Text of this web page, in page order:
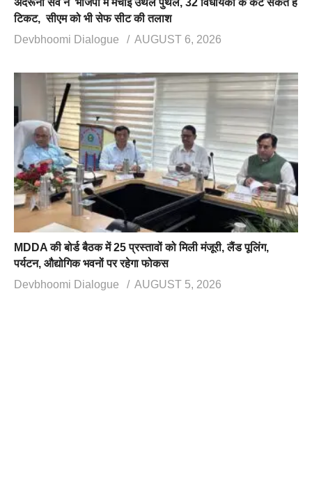
अंदरूनी सर्वे ने भाजपा में मचाई उथल पुथल, 32 विधायकों के कट सकते हैं
टिकट, सीएम को भी सेफ सीट की तलाश
Devbhoomi Dialogue
AUGUST 6, 2026
MDDA की बोर्ड बैठक में 25 प्रस्तावों को मिली मंजूरी, लैंड पूलिंग,
पर्यटन, औद्योगिक भवनों पर रहेगा फोकस
Devbhoomi Dialogue
AUGUST 5, 2026